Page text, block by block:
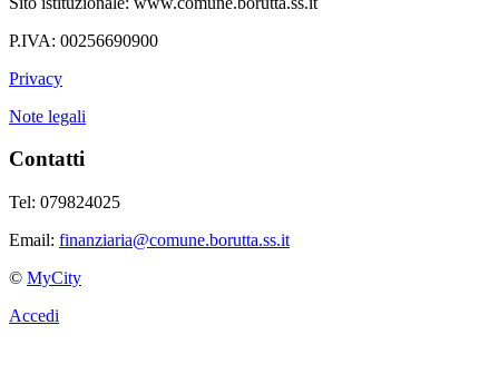
P.IVA: 00256690900
Privacy
Note legali
Contatti
Tel: 079824025
Email: finanziaria@comune.borutta.ss.it
© MyCity
Accedi